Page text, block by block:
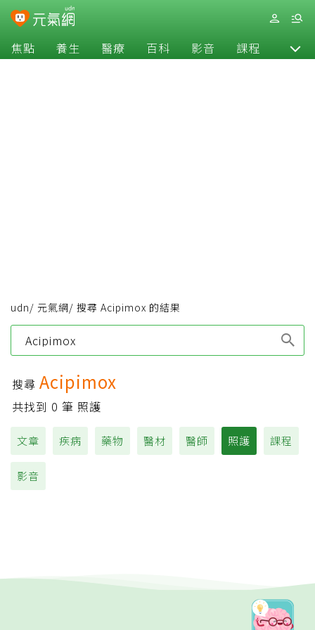
焦點 養生 醫療 百科 影音 課程 退休
udn/ 元氣網/ 搜尋 Acipimox 的結果
搜尋Acipimox
共找到 0 筆 照護
文章 疾病 藥物 醫材 醫師 照護 課程
影音